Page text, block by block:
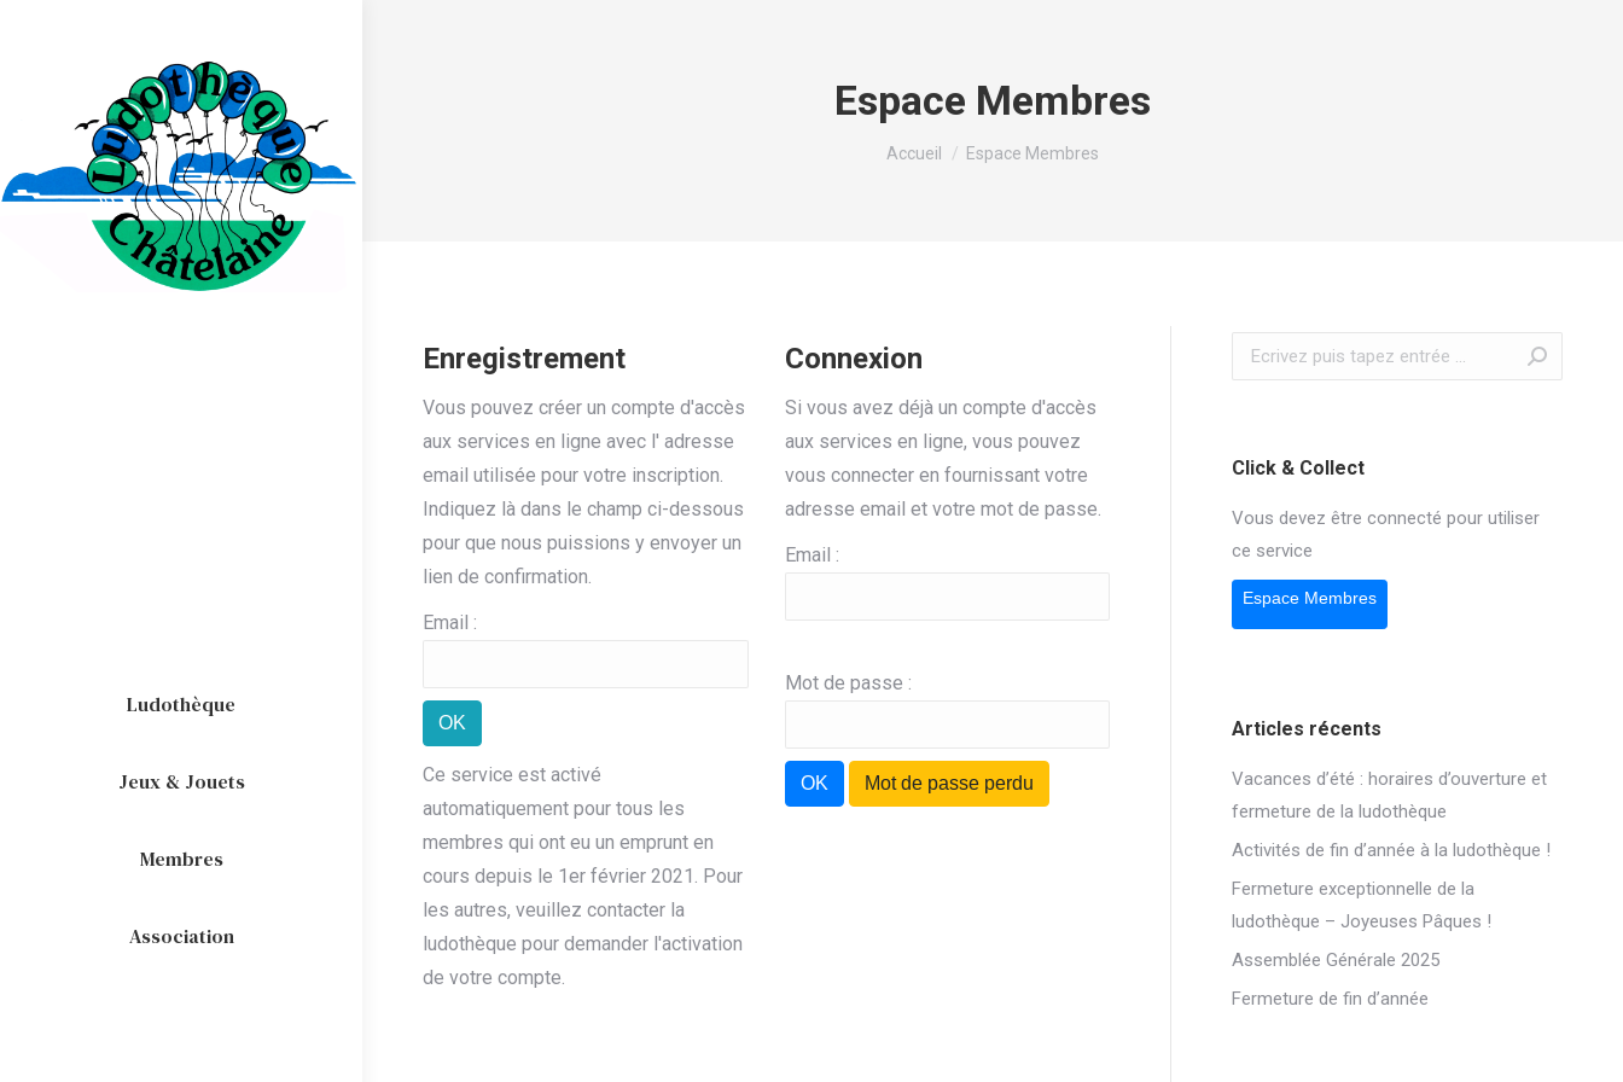
Ludothèque
Jeux & Jouets
Membres
Association
Espace Membres
Vous êtes ici :
Accueil Espace Membres
Enregistrement
Vous pouvez créer un compte d'accès
aux services en ligne avec l' adresse
email utilisée pour votre inscription.
Indiquez là dans le champ ci-dessous
pour que nous puissions y envoyer un
lien de confirmation.
Email :
OK
Ce service est activé
automatiquement pour tous les
membres qui ont eu un emprunt en
cours depuis le 1er février 2021. Pour
les autres, veuillez contacter la
ludothèque pour demander l'activation
de votre compte.
Connexion
Si vous avez déjà un compte d'accès
aux services en ligne, vous pouvez
vous connecter en fournissant votre
adresse email et votre mot de passe.
Email :
Mot de passe :
OK Mot de passe perdu
Recherche
:
Click & Collect
Vous devez être connecté pour utiliser
ce service
Espace Membres
Articles récents
Vacances d’été : horaires d’ouverture et
fermeture de la ludothèque
Activités de fin d’année à la ludothèque !
Fermeture exceptionnelle de la
ludothèque – Joyeuses Pâques !
Assemblée Générale 2025
Fermeture de fin d’année